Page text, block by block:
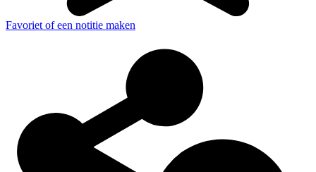
Favoriet of een notitie maken